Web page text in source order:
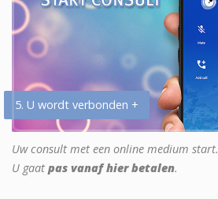
5. U wordt verbonden +
Uw consult met een online medium start.
U gaat pas vanaf hier betalen.